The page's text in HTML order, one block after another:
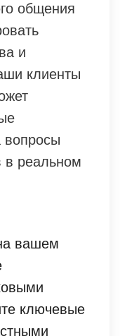
общения
и
клиенты
вопросы
в реальном
вашем
ключевые